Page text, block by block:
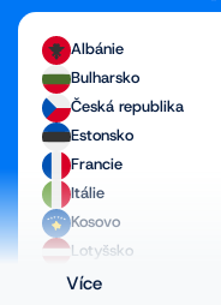
Albánie
Bulharsko
Česká republika
Estonsko
Francie
Itálie
Kosovo
Lotyšsko
Maďarsko
Více